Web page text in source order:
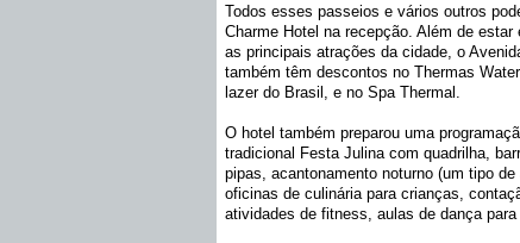
Todos esses passeios e vários outros
Charme Hotel na recepção. Além de
as principais atrações da cidade, o
também têm descontos no Thermas
lazer do Brasil, e no Spa Thermal.
O hotel também preparou uma
tradicional Festa Julina com quadrilha,
pipas, acantonamento noturno (um tipo
oficinas de culinária para crianças,
atividades de fitness, aulas de dança para